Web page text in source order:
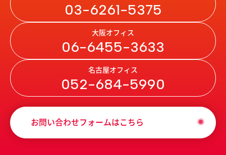
03-6261-5375
大阪オフィス
06-6455-3633
名古屋オフィス
052-684-5990
お問い合わせフォームはこちら